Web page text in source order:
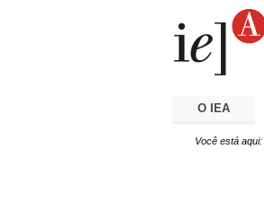
O IEA
Você está aqui: